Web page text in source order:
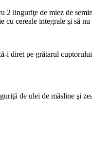
2 linguriţe de miez de
cu cereale integrale şi să
diret pe grătarul
de ulei de măsline şi